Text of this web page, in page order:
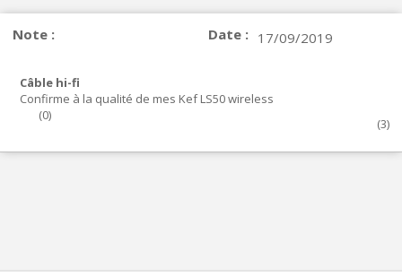
Note : Date : 17/09/2019
Câble hi-fi
Confirme à la qualité de mes Kef LS50 wireless
(0)
(3)